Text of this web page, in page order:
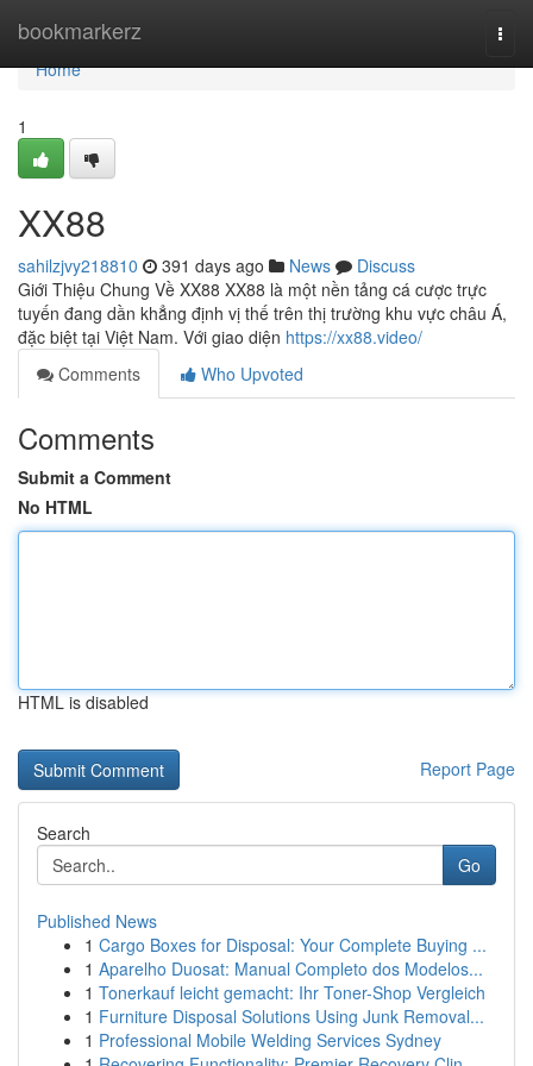
bookmarkerz
Home
Home
1
XX88
sahilzjvy218810 391 days ago News
Discuss
Giới Thiệu Chung Về XX88 XX88 là một nền tảng cá cược trực
tuyến đang dần khẳng định vị thế trên thị trường khu vực châu Á,
đặc biệt tại Việt Nam. Với giao diện https://xx88.video/
Comments
Who Upvoted
Comments
Submit a Comment
No HTML
HTML is disabled
Report Page
Search
Go
Published News
1 Cargo Boxes for Disposal: Your Complete Buying ...
1 Aparelho Duosat: Manual Completo dos Modelos...
1 Tonerkauf leicht gemacht: Ihr Toner-Shop Vergleich
1 Furniture Disposal Solutions Using Junk Removal...
1 Professional Mobile Welding Services Sydney